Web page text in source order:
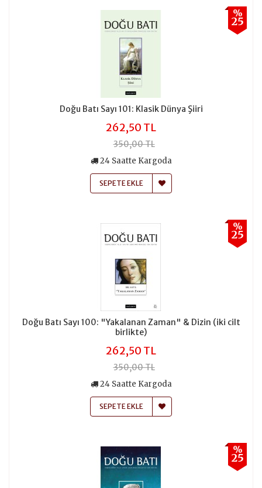
%
25
Doğu Batı Sayı 101: Klasik Dünya Şiiri
262,50 TL
350,00 TL
24 Saatte Kargoda
SEPETE EKLE
%
25
Doğu Batı Sayı 100: "Yakalanan Zaman" & Dizin (iki cilt
birlikte)
262,50 TL
350,00 TL
24 Saatte Kargoda
SEPETE EKLE
%
25